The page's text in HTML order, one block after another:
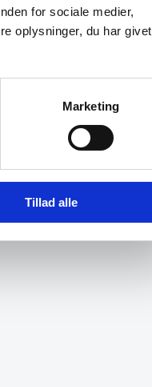
for sociale medier,
oplysninger, du har givet
Marketing
Tillad alle